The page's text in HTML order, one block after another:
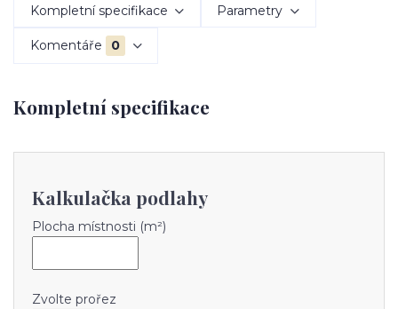
Kompletní specifikace Parametry
Komentáře 0
Kompletní specifikace
Kalkulačka podlahy
Plocha místnosti (m²)
Zvolte prořez